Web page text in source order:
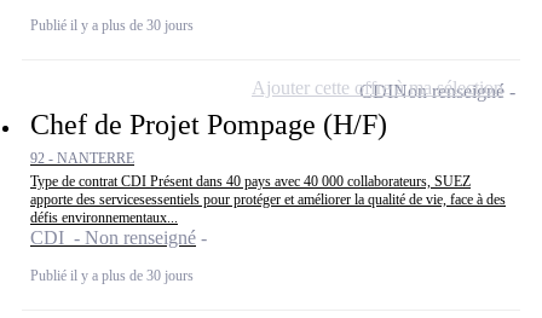
Publié il y a plus de 30 jours
Chef de Projet Pompage (H/F)
92 - NANTERRE
Type de contrat CDI Présent dans 40 pays avec 40 000 collaborateurs, SUEZ
apporte des servicesessentiels pour protéger et améliorer la qualité de vie, face à des
défis environnementaux...
CDI - Non renseigné
Publié il y a plus de 30 jours
CDINon renseigné
Ajouter cette offre à ma sélection